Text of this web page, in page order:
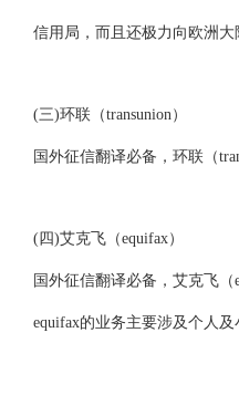
信用局，而且还极力向欧洲大
(三)环联（transunion）
国外征信翻译必备，环联（
(四)艾克飞（equifax）
国外征信翻译必备，艾克飞
equifax的业务主要涉及个人及